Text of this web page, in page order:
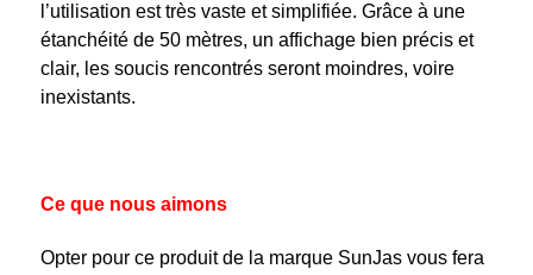
l’utilisation est très vaste et simplifiée. Grâce à une
étanchéité de 50 mètres, un affichage bien précis et
clair, les soucis rencontrés seront moindres, voire
inexistants.
Ce que nous aimons
Opter pour ce produit de la marque SunJas vous fera